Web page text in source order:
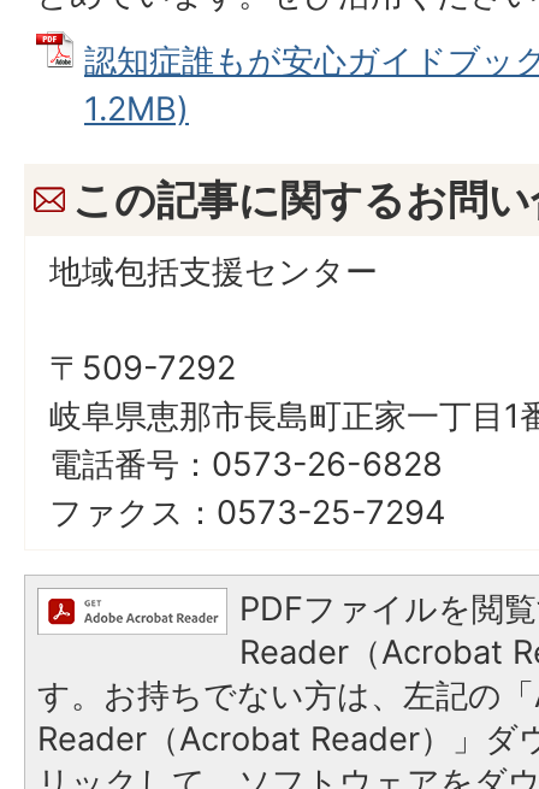
認知症誰もが安心ガイドブッ
1.2MB)
この記事に関するお問
地域包括支援センター
〒509-7292
岐阜県恵那市長島町正家一丁目
電話番号：0573-26-6828
ファクス：0573-25-7294
PDFファイルを閲
Reader（Acrobat
す。お持ちでない方は、左記の
Reader（Acrobat Reader）」ダ